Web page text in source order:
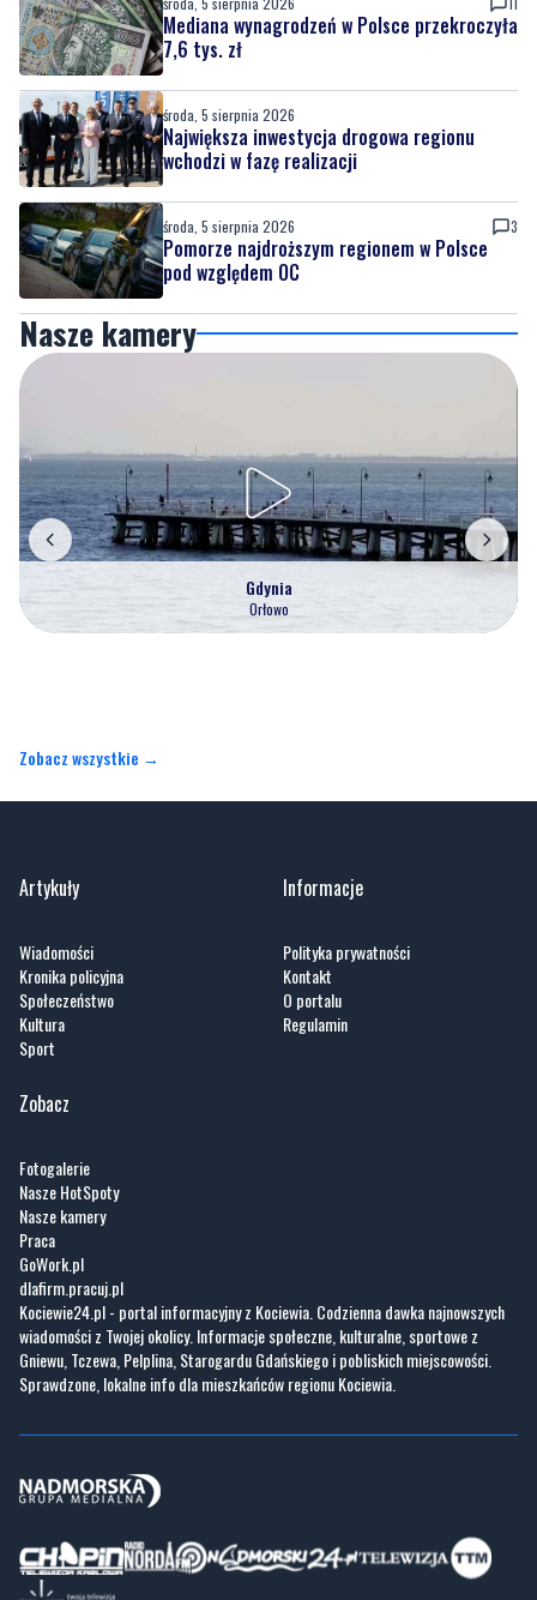
Mediana wynagrodzeń w Polsce przekroczyła
7,6 tys. zł
środa, 5 sierpnia 2026
Największa inwestycja drogowa regionu
wchodzi w fazę realizacji
środa, 5 sierpnia 2026 3
Pomorze najdroższym regionem w Polsce
pod względem OC
Nasze kamery
Gdynia
Orłowo
Zobacz wszystkie →
Artykuły
Wiadomości
Kronika policyjna
Społeczeństwo
Kultura
Sport
Informacje
Polityka prywatności
Kontakt
O portalu
Regulamin
Zobacz
Fotogalerie
Nasze HotSpoty
Nasze kamery
Praca
GoWork.pl
dlafirm.pracuj.pl
Kociewie24.pl - portal informacyjny z Kociewia. Codzienna dawka najnowszych
wiadomości z Twojej okolicy. Informacje społeczne, kulturalne, sportowe z
Gniewu, Tczewa, Pelplina, Starogardu Gdańskiego i pobliskich miejscowości.
Sprawdzone, lokalne info dla mieszkańców regionu Kociewia.